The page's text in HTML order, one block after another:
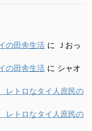
の田舎生活 に Ｊおっ
の田舎生活 に シャオ
トロなタイ人庶民の
トロなタイ人庶民の